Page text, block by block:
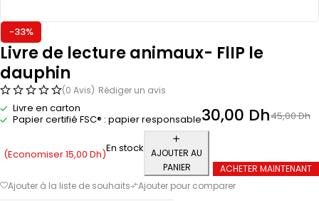
-33%
Livre de lecture animaux- FlIP le
dauphin
(0 Avis) Rédiger un avis
Livre en carton
Papier certifié FSC® : papier responsable
45,00Dh
30,00 Dh
(Economiser15,00 Dh)En stock
AJOUTER AU
PANIER
ACHETER MAINTENANT